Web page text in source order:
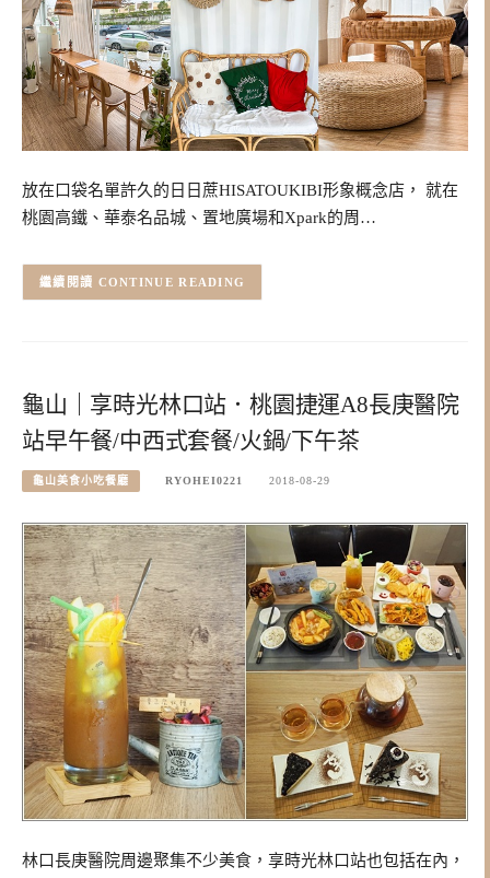
放在口袋名單許久的日日蔗HISATOUKIBI形象概念店， 就在
桃園高鐵、華泰名品城、置地廣場和Xpark的周…
CONTINUE READING
龜山｜享時光林口站．桃園捷運A8長庚醫院
站早午餐/中西式套餐/火鍋/下午茶
龜山美食小吃餐廳 RYOHEI0221 2018-08-29
林口長庚醫院周邊聚集不少美食，享時光林口站也包括在內，